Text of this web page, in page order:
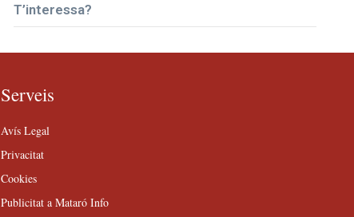
T’interessa?
Serveis
Avís Legal
Privacitat
Cookies
Publicitat a Mataró Info